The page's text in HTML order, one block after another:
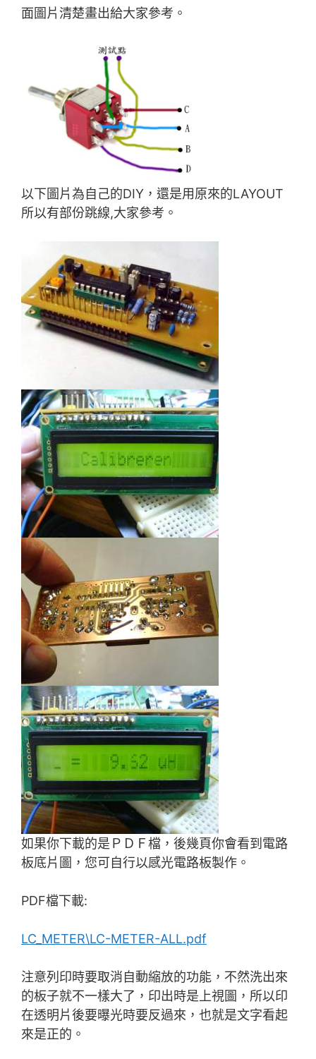
面圖片清楚畫出給大家參考。
以下圖片為自己的DIY，還是用原來的LAYOUT
所以有部份跳線,大家參考。
如果你下載的是ＰＤＦ檔，後幾頁你會看到電路
板底片圖，您可自行以感光電路板製作。
PDF檔下載:
LC_METER\LC-METER-ALL.pdf
注意列印時要取消自動縮放的功能，不然洗出來
的板子就不一樣大了，印出時是上視圖，所以印
在透明片後要曝光時要反過來，也就是文字看起
來是正的。